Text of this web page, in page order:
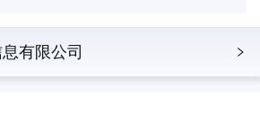
有限公司